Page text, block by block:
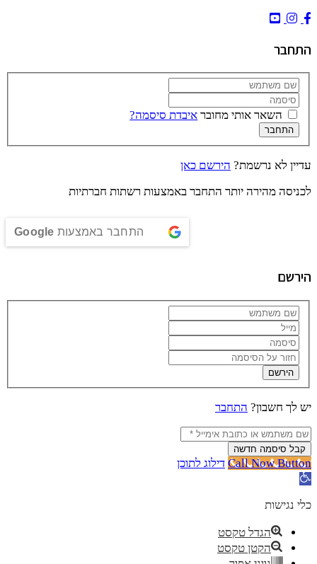
התחבר
השאר אותי מחובר איבדת סיסמה?
התחבר
עדיין לא נרשמת? הירשם כאן
לכניסה מהירה יותר התחבר באמצעות רשתות חברתיות
התחבר באמצעות Google
הירשם
הירשם
יש לך חשבון? התחבר
קבל סיסמה חדשה
Call Now Button דילוג לתוכן
פתח סרגל נגישות
כלי נגישות
הגדל טקסט
הקטן טקסט